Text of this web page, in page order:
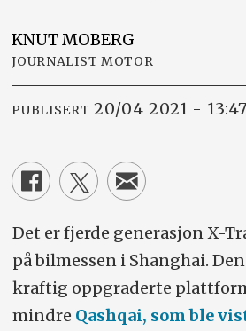
KNUTMOBERG
JOURNALIST MOTOR
PUBLISERT 20/04 2021 - 13:47
Det er fjerde generasjon X-
på bilmessen i Shanghai.
kraftig oppgraderte
mindre Qashqai, som ble